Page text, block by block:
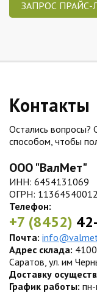
ЗАПРОС ПРАЙС-
Контакты
Остались
способом, чтобы
ООО "ВалМет"
ИНН: 6454131069
ОГРН:
Телефон:
+7 (8452)
Почта:
Адрес склада:
Саратов, ул. им
Доставку
График работы: